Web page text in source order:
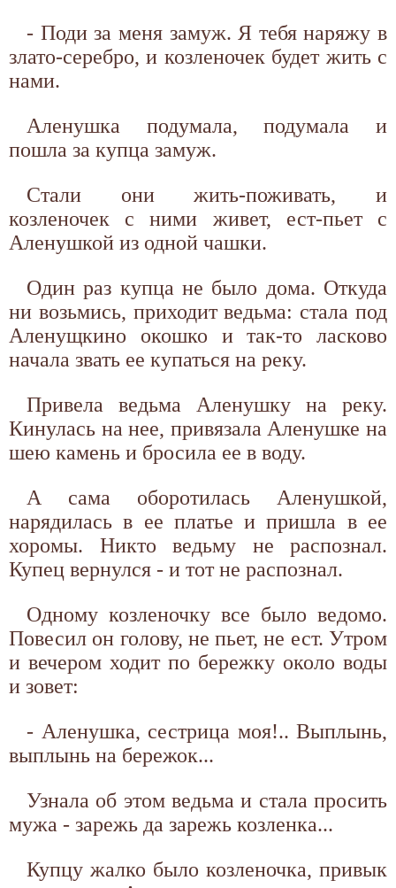
- Поди за меня замуж. Я тебя наряжу в
злато-серебро, и козленочек будет жить с
нами.
Аленушка подумала, подумала и
пошла за купца замуж.
Стали они жить-поживать, и
козленочек с ними живет, ест-пьет с
Аленушкой из одной чашки.
Один раз купца не было дома. Откуда
ни возьмись, приходит ведьма: стала под
Аленущкино окошко и так-то ласково
начала звать ее купаться на реку.
Привела ведьма Аленушку на реку.
Кинулась на нее, привязала Аленушке на
шею камень и бросила ее в воду.
А сама оборотилась Аленушкой,
нарядилась в ее платье и пришла в ее
хоромы. Никто ведьму не распознал.
Купец вернулся - и тот не распознал.
Одному козленочку все было ведомо.
Повесил он голову, не пьет, не ест. Утром
и вечером ходит по бережку около воды
и зовет:
- Аленушка, сестрица моя!.. Выплынь,
выплынь на бережок...
Узнала об этом ведьма и стала просить
мужа - зарежь да зарежь козленка...
Купцу жалко было козленочка, привык